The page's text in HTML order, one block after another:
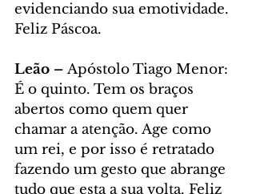
evidenciando sua emotividade.
Feliz Páscoa.
Leão – Apóstolo Tiago Menor:
É o quinto. Tem os braços
abertos como quem quer
chamar a atenção. Age como
um rei, e por isso é retratado
fazendo um gesto que abrange
tudo que esta a sua volta. Feliz